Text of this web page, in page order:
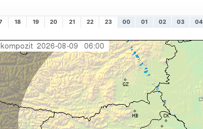
18 19 20 21 22 23 00 01 02 03 04